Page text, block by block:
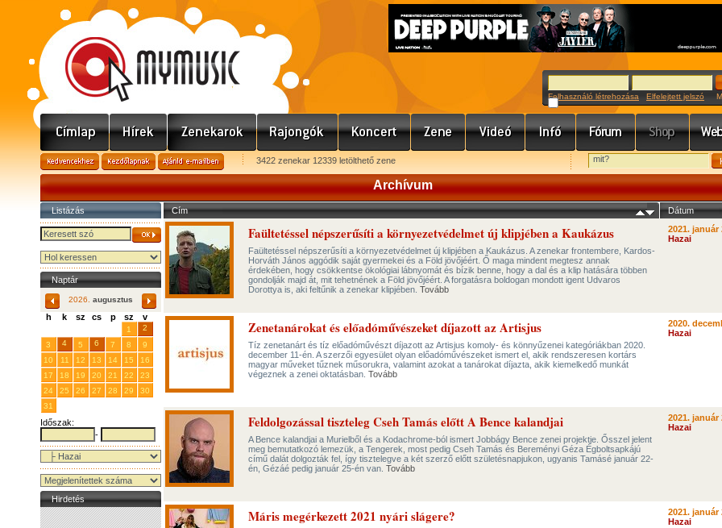
Felhasználó létrehozása Elfelejtett jelszó
3422 zenekar 12339 letölthető zene
Archívum
Listázás
Naptár
2026. augusztus
h k sz cs p sz v
1
2
3
4 5 6 7 8
9
10
11 12 13 14 15
16
17
18 19 20 21 22
23
24
25 26 27 28 29
30
31
Időszak:
-
Hirdetés
Cím Dátum
Faültetéssel népszerűsíti a környezetvédelmet új klipjében a Kaukázus
Faültetéssel népszerűsíti a környezetvédelmet új klipjében a Kaukázus. A zenekar frontembere, Kardos-
Horváth János aggódik saját gyermekei és a Föld jövőjéért. Ő maga mindent megtesz annak
érdekében, hogy csökkentse ökológiai lábnyomát és bízik benne, hogy a dal és a klip hatására többen
gondolják majd át, mit tehetnének a Föld jövőjéért. A forgatásra boldogan mondott igent Udvaros
Dorottya is, aki feltűnik a zenekar klipjében. Tovább
2021. január
Hazai
Zenetanárokat és előadóművészeket díjazott az Artisjus
Tíz zenetanárt és tíz előadóművészt díjazott az Artisjus komoly- és könnyűzenei kategóriákban 2020.
december 11-én. A szerzői egyesület olyan előadóművészeket ismert el, akik rendszeresen kortárs
magyar műveket tűznek műsorukra, valamint azokat a tanárokat díjazta, akik kiemelkedő munkát
végeznek a zenei oktatásban. Tovább
2020.
Hazai
Feldolgozással tiszteleg Cseh Tamás előtt A Bence kalandjai
A Bence kalandjai a Murielből és a Kodachrome-ból ismert Jobbágy Bence zenei projektje. Ősszel jelent
meg bemutatkozó lemezük, a Tengerek, most pedig Cseh Tamás és Bereményi Géza Égboltsapkájú
című dalát dolgozták fel, így tisztelegve a két szerző előtt születésnapjukon, ugyanis Tamásé január 22-
én, Gézáé pedig január 25-én van. Tovább
2021. január
Hazai
Máris megérkezett 2021 nyári slágere?
2021. január
Hazai